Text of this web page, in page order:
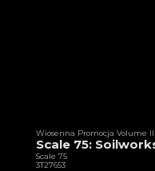
Wiosenna Promocja Volume II
Scale 75:
Scale 75
3T27653